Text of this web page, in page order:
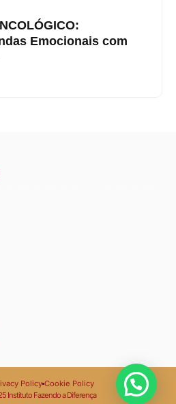
Emocionais com
Policy Cookie Policy
Instituto Fazendo a Diferença